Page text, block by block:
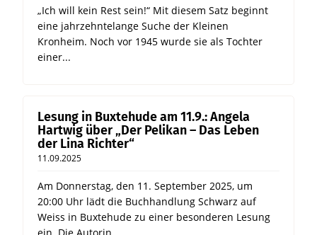
„Ich will kein Rest sein!“ Mit diesem Satz beginnt
eine jahrzehntelange Suche der Kleinen
Kronheim. Noch vor 1945 wurde sie als Tochter
einer...
Lesung in Buxtehude am 11.9.: Angela
Hartwig über „Der Pelikan – Das Leben
der Lina Richter“
11.09.2025
Am Donnerstag, den 11. September 2025, um
20:00 Uhr lädt die Buchhandlung Schwarz auf
Weiss in Buxtehude zu einer besonderen Lesung